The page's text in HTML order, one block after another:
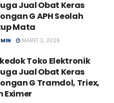
Jual Obat Keras
G APH Seolah
Mata
MARET 2, 2026
Toko Elektronik
Jual Obat Keras
G Tramdol, Triex,
Eximer